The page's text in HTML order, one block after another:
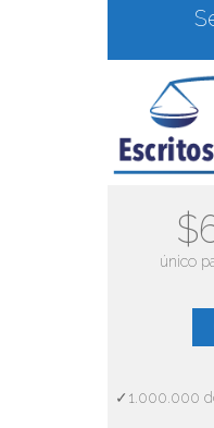
único
✓1.000.000